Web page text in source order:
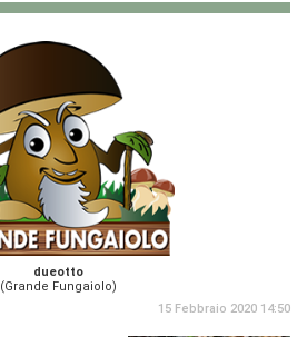
dueotto
(Grande Fungaiolo)
15 Febbraio 2020 14:50